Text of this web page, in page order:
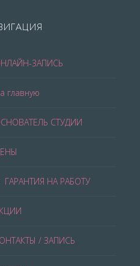
ЗАПИСЬ
главную
СТУДИИ
ГАРАНТИЯ НА РАБОТУ
/ ЗАПИСЬ